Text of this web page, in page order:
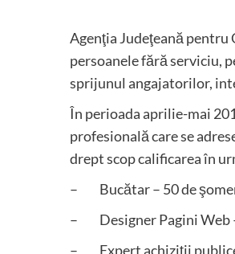
Agenţia Judeţeană
persoanele fără serviciu,
sprijunul angajatorilor,
În perioada aprilie-mai
profesională care se
drept scop calificarea în
– Bucătar – 50 de
– Designer Pagini Web
– Expert achiziţii publice